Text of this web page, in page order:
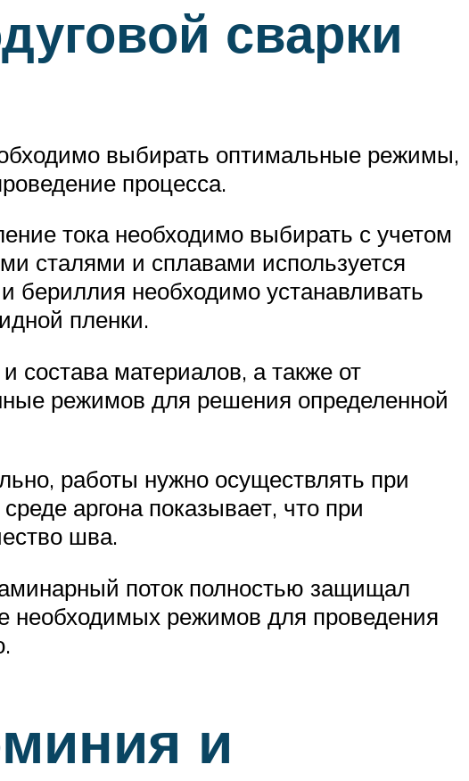
сварки
выбирать оптимальные режимы,
процесса.
тока необходимо выбирать с учетом
сталями и сплавами используется
бериллия необходимо устанавливать
пленки.
состава материалов, а также от
режимов для решения определенной
работы нужно осуществлять при
аргона показывает, что при
шва.
поток полностью защищал
необходимых режимов для проведения
и